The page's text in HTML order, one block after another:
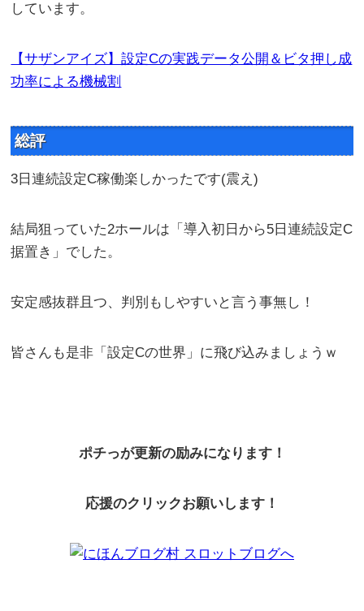
しています。
【サザンアイズ】設定Cの実践データ公開＆ビタ押し成
功率による機械割
総評
3日連続設定C稼働楽しかったです(震え)
結局狙っていた2ホールは「導入初日から5日連続設定C
据置き」でした。
安定感抜群且つ、判別もしやすいと言う事無し！
皆さんも是非「設定Cの世界」に飛び込みましょうｗ
ポチっが更新の励みになります！
応援のクリックお願いします！